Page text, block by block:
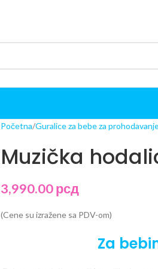
Početna Guralice za bebe za
Muzička
3,990.00рсд
(Cene su izražene sa PDV-om)
Za